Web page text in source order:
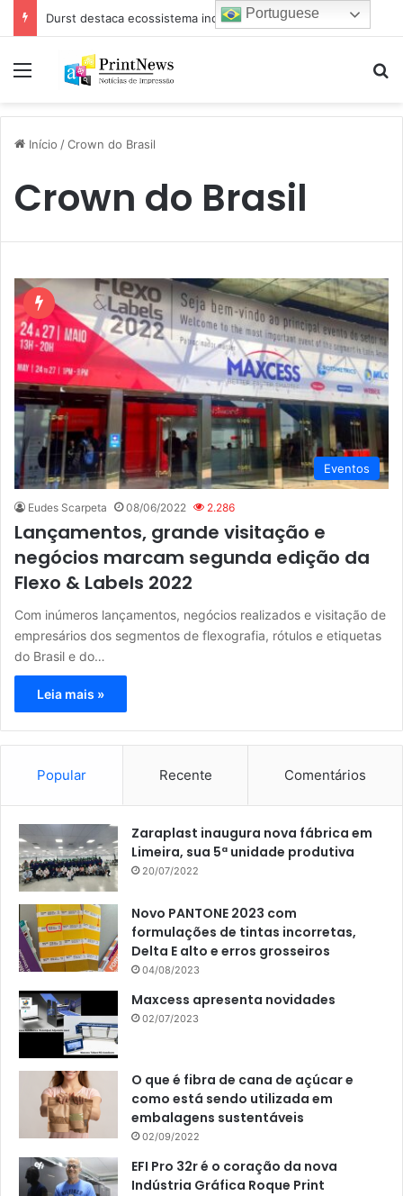
Durst destaca ecossistema industrial para impressão e estamparia digital na Febratex 2026
Menu
Início /Crown do Brasil
Crown do Brasil
Eventos
Eudes Scarpeta 08/06/2022 2.286
Lançamentos, grande visitação e
negócios marcam segunda edição da
Flexo & Labels 2022
Com inúmeros lançamentos, negócios realizados e visitação de
empresários dos segmentos de flexografia, rótulos e etiquetas
do Brasil e do…
Leia mais »
Popular Recente Comentários
Zaraplast inaugura nova fábrica em
Limeira, sua 5ª unidade produtiva
20/07/2022
Novo PANTONE 2023 com
formulações de tintas incorretas,
Delta E alto e erros grosseiros
04/08/2023
Maxcess apresenta novidades
02/07/2023
O que é fibra de cana de açúcar e
como está sendo utilizada em
embalagens sustentáveis
02/09/2022
EFI Pro 32r é o coração da nova
Indústria Gráfica Roque Print
Portuguese